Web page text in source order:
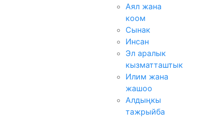
Аял жана
коом
Сынак
Инсан
Эл аралык
кызматташтык
Илим жана
жашоо
Алдыңкы
тажрыйба